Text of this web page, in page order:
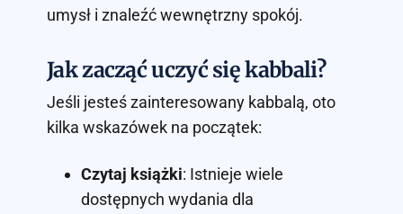
umysł i znaleźć wewnętrzny spokój.
Jak zacząć uczyć się kabbali?
Jeśli jesteś zainteresowany kabbalą, oto
kilka wskazówek na początek:
Czytaj książki: Istnieje wiele
dostępnych wydania dla